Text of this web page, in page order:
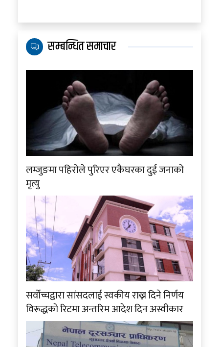
सम्बन्धित समाचार
लम्जुङमा पहिरोले पुरिएर एकैघरका दुई जनाको
मृत्यु
सर्वोच्चद्वारा सांसदलाई स्वकीय राख्न दिने निर्णय
विरूद्धको रिटमा अन्तरिम आदेश दिन अस्वीकार